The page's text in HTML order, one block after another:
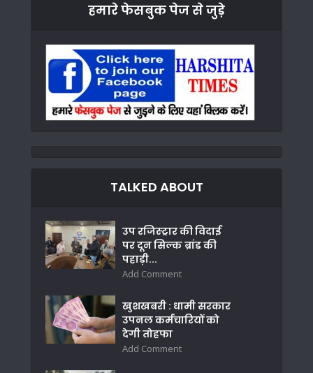
हमारे फेसबुक पेज से जुड़े
TALKED ABOUT
उप रजिस्ट्रार की विदाई
पर दून सिल्क ब्रांड की
पहाड़ी...
Add Comment
खुशखबरी : धामी सरकार
उपनल कर्मचारियों को
देगी तोहफा
Add Comment